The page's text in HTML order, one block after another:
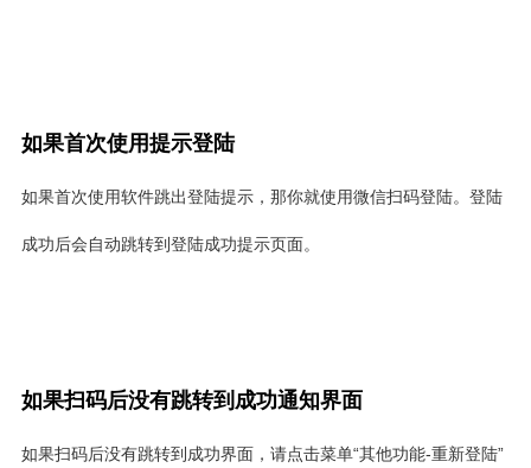
如果首次使用提示登陆
如果首次使用软件跳出登陆提示，那你就使用微信扫码登陆。登陆
成功后会自动跳转到登陆成功提示页面。
如果扫码后没有跳转到成功通知界面
如果扫码后没有跳转到成功界面，请点击菜单“其他功能-重新登陆”